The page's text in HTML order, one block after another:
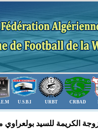
U.S.B.I URBT CRBAD
الكريمة للسيد